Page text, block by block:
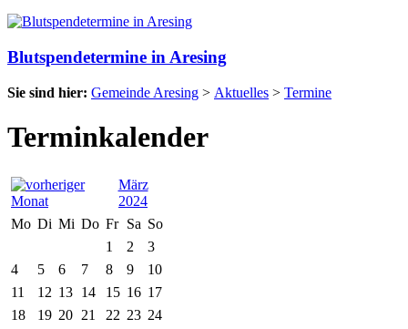
Blutspendetermine in Aresing
Sie sind hier: Gemeinde Aresing > Aktuelles > Termine
Terminkalender
März
2024
Mo Di Mi Do Fr Sa So
1
2
3
4
5 6 7 8 9
10
11
12 13 14 15 16 17
18
19 20 21 22 23 24